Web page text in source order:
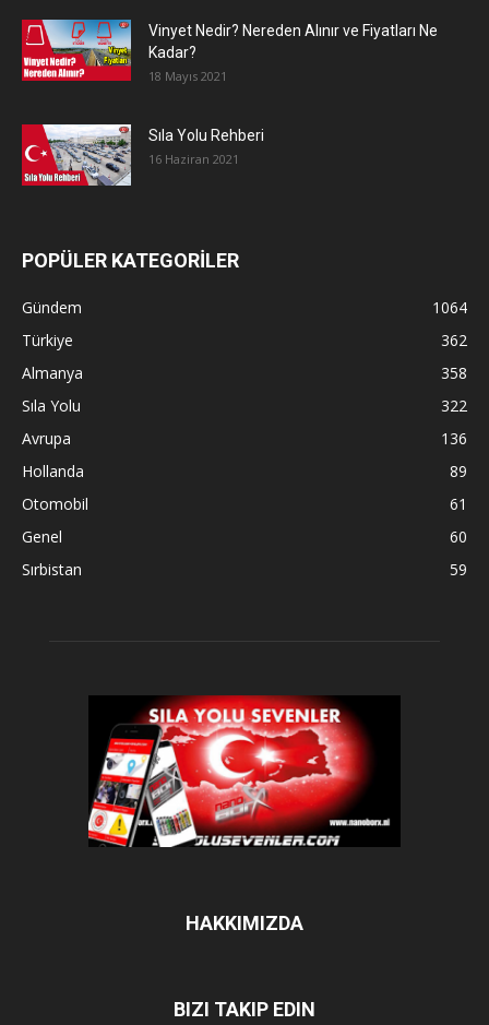
Vinyet Nedir? Nereden Alınır ve Fiyatları Ne
Kadar?
18 Mayıs 2021
Sıla Yolu Rehberi
16 Haziran 2021
POPÜLER KATEGORİLER
Gündem
1064
Türkiye
362
Almanya
358
Sıla Yolu
322
Avrupa
136
Hollanda
89
Otomobil
61
Genel
60
Sırbistan
59
HAKKIMIZDA
BIZI TAKIP EDIN